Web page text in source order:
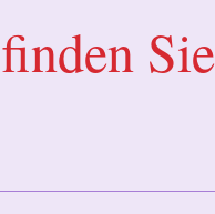
Sie